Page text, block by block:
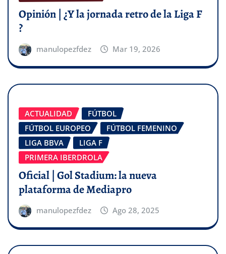
Opinión | ¿Y la jornada retro de la Liga F
?
manulopezfdez Mar 19, 2026
ACTUALIDAD
FÚTBOL
FÚTBOL EUROPEO
FÚTBOL FEMENINO
LIGA BBVA
LIGA F
PRIMERA IBERDROLA
Oficial | Gol Stadium: la nueva
plataforma de Mediapro
manulopezfdez Ago 28, 2025